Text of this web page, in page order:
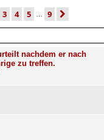
1 von 9
3 4 5 9
nachdem er nach
zu treffen.